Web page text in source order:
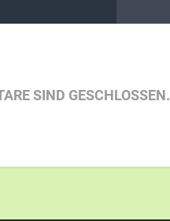
SIND GESCHLOSSEN.